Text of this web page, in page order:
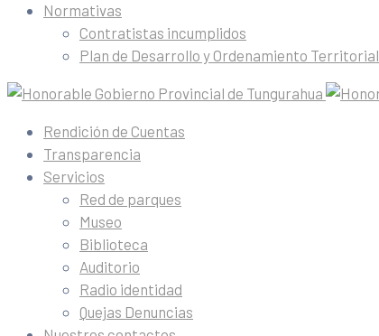
Normativas
Contratistas incumplidos
Plan de Desarrollo y Ordenamiento Territorial
Rendición de Cuentas
Transparencia
Servicios
Red de parques
Museo
Biblioteca
Auditorio
Radio identidad
Quejas Denuncias